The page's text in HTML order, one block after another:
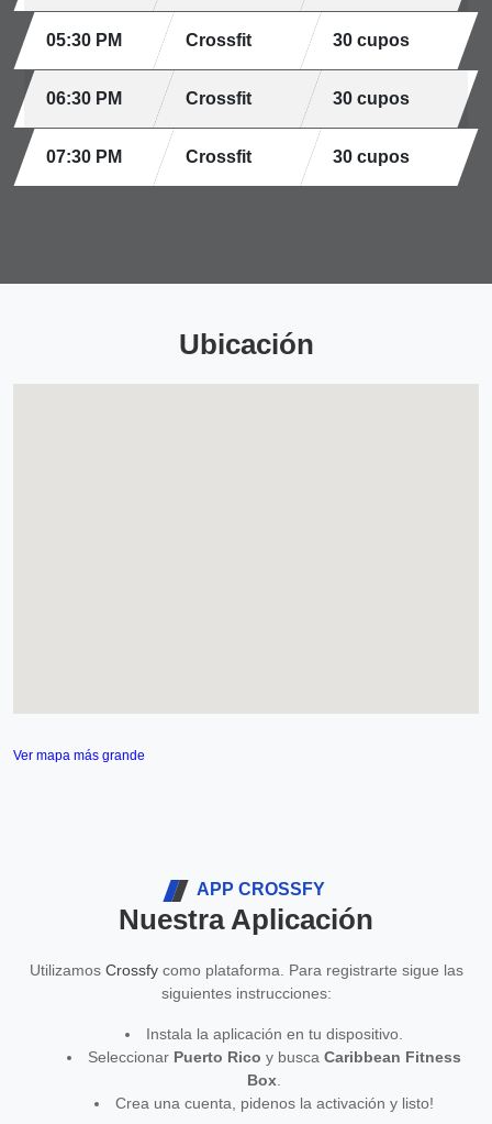
05:30 PM Crossfit 30 cupos
06:30 PM Crossfit 30 cupos
07:30 PM Crossfit 30 cupos
Ubicación
Ver mapa más grande
APP CROSSFY
Nuestra Aplicación
Utilizamos Crossfycomo plataforma. Para registrarte sigue las
siguientes instrucciones:
Instala la aplicación en tu dispositivo.
Seleccionar Puerto Rico y busca Caribbean Fitness
Box.
Crea una cuenta, pidenos la activación y listo!